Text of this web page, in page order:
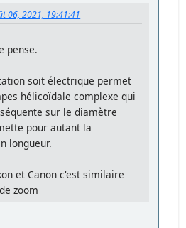
06, 2021, 19:41:41
pense.
soit électrique permet
hélicoïdale complexe qui
sur le diamètre
pour autant la
longueur.
et Canon c'est similaire
zoom